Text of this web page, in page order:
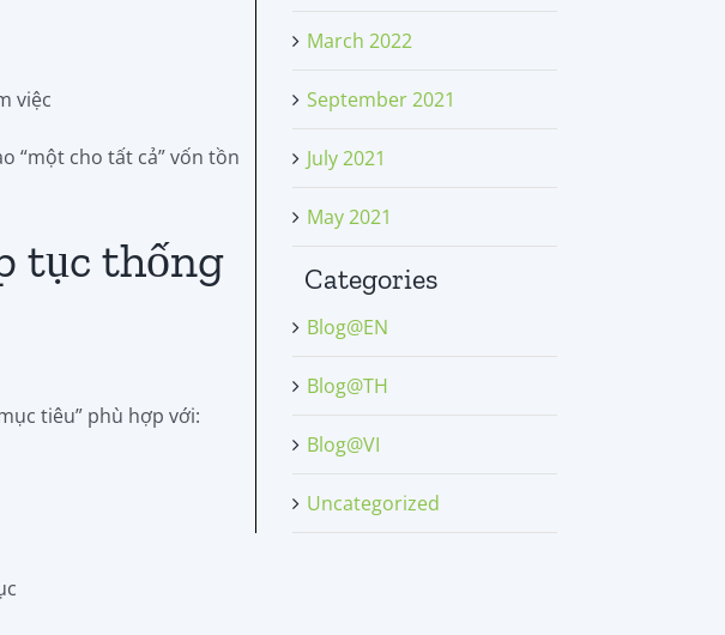
việc
“một cho tất cả” vốn tồn
tục thống
tiêu” phù hợp với:
March 2022
September 2021
July 2021
May 2021
Categories
Blog@EN
Blog@TH
Blog@VI
Uncategorized